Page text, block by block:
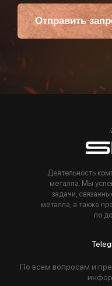
Отправить
Пользуясь данной формой
Деятельность
металла. Мы
задачи,
металла, а также
по
По всем вопросам и